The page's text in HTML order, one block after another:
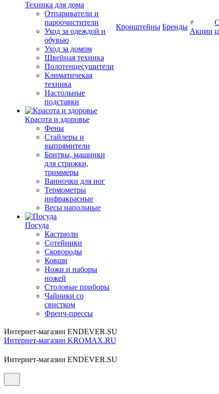
Техника для дома
Отпариватели и
пароочистители
Уход за одеждой и
обувью
Уход за домом
Швейная техника
Полотенцесушители
Климатичекая
техника
Настольные
подставки
Красота и здоровье
Фены
Стайлеры и
выпрямители
Бритвы, машинки
для стрижки,
триммеры
Ванночки для ног
Термометры
инфракрасные
Весы напольные
Посуда
Кастрюли
Сотейники
Сковороды
Ковши
Ножи и наборы
ножей
Столовые приборы
Чайники со
свистком
Френч-прессы
Кронштейны Бренды
Акции
Интернет-магазин ENDEVER.SU
Интернет-магазин KROMAX.RU
Интернет-магазин ENDEVER.SU